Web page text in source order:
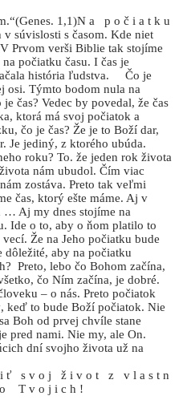
1,1)N a p o č i a t k u
súvislosti s časom. Kde niet
Prvom verši Biblie tak stojíme
počiatku času. I čas je
história ľudstva. Čo je
osi. Týmto bodom nula na
čas? Vedec by povedal, že čas
ktorá má svoj počiatok a
čo je čas? Že je to Boží dar,
Je jediný, z ktorého ubúda.
roku? To. že jeden rok života
nám ubudol. Čím viac
zostáva. Preto tak veľmi
čas, ktorý ešte máme. Aj v
Aj my dnes stojíme na
Ide o to, aby o ňom platilo to
Že na Jeho počiatku bude
dôležité, aby na počiatku
Preto, lebo čo Bohom začína,
čo Ním začína, je dobré.
– o nás. Preto počiatok
keď to bude Boží počiatok. Nie
Boh od prvej chvíle stane
pred nami. Nie my, ale On.
dní svojho života už na
i ť s v o j ž i v o t z v l a s t n
T v o j i c h !